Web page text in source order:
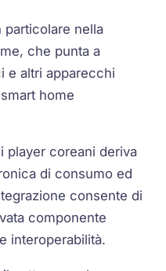
particolare nella
che punta a
e altri apparecchi
home
player coreani deriva
di consumo ed
consente di
componente
interoperabilità.